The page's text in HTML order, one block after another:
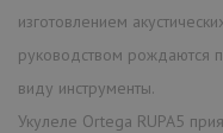
изготовлением
руководством рождаются
виду инструменты.
Укулеле Ortega RUPA5